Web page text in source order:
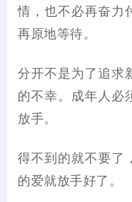
情，也不必再奋力
再原地等待。
分开不是为了追求
的不幸。成年人必
放手。
得不到的就不要了
的爱就放手好了。